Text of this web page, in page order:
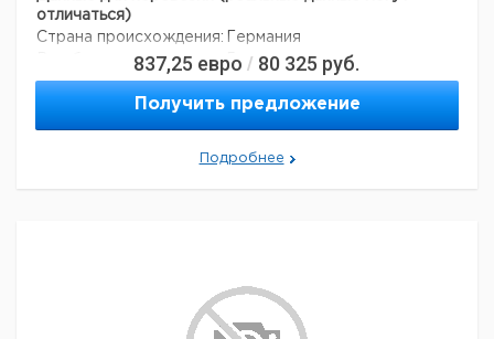
отличаться)
Страна происхождения: Германия
5 кг
837,25 евро / 80 325 руб.
Получить предложение
Подробнее